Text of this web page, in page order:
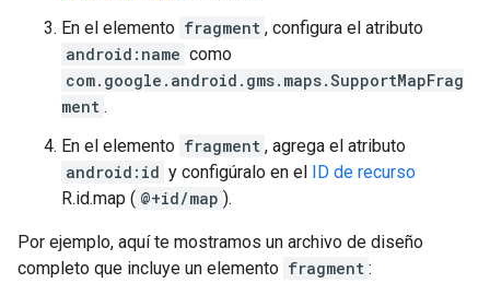
En el elemento fragment , configura el atributo
android:name como
com.google.android.gms.maps.SupportMapFrag
ment .
En el elemento fragment , agrega el atributo
android:id y configúralo en el ID de recurso
R.id.map ( @+id/map ).
Por ejemplo, aquí te mostramos un archivo de diseño
completo que incluye un elemento fragment :